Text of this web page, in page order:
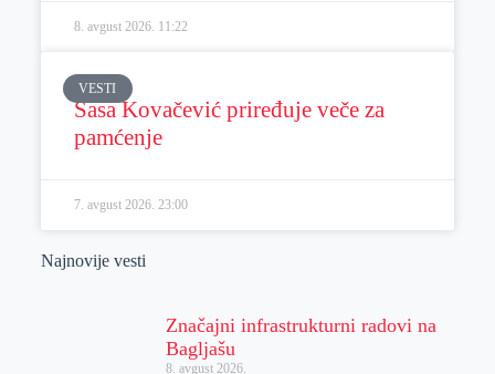
8. avgust 2026. 11:22
VESTI
Sasa Kovačević priređuje veče za
pamćenje
7. avgust 2026. 23:00
Najnovije vesti
Značajni infrastrukturni radovi na
Bagljašu
8. avgust 2026.